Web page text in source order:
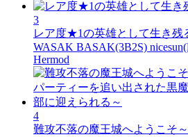
3
レア度★1の英雄として生き残
WASAK BASAK(3B2S)
Hermod
4
難攻不落の魔王城へようこそ